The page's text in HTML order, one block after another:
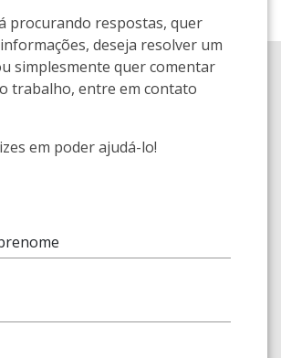
procurando respostas, quer
deseja resolver um
simplesmente quer comentar
trabalho, entre em contato
em poder ajudá-lo!